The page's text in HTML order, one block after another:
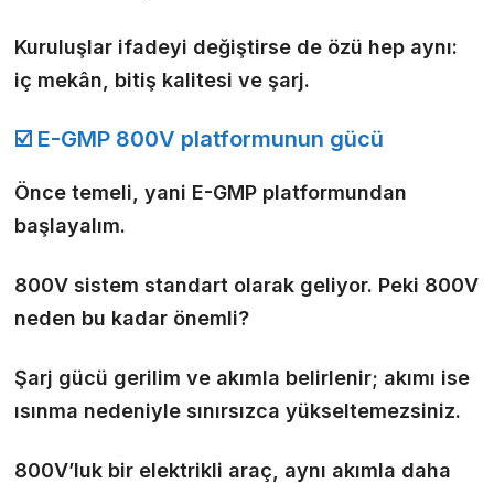
Kuruluşlar ifadeyi değiştirse de özü hep aynı:
iç mekân, bitiş kalitesi ve şarj.
☑️ E-GMP 800V platformunun gücü
Önce temeli, yani E-GMP platformundan
başlayalım.
800V sistem standart olarak geliyor. Peki 800V
neden bu kadar önemli?
Şarj gücü gerilim ve akımla belirlenir; akımı ise
ısınma nedeniyle sınırsızca yükseltemezsiniz.
800V’luk bir elektrikli araç, aynı akımla daha